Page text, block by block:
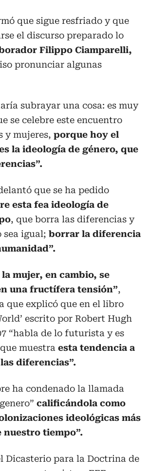
que sigue resfriado y que
el discurso preparado lo
Filippo Ciamparelli,
pronunciar algunas
subrayar una cosa: es muy
se celebre este encuentro
y mujeres, porque hoy el
la ideología de género, que
que se ha pedido
esta fea ideología de
, que borra las diferencias y
sea igual; borrar la diferencia
mujer, en cambio, se
una fructífera tensión”,
que explicó que en el libro
escrito por Robert Hugh
“habla de lo futurista y es
muestra esta tendencia a
diferencias”.
ha condenado la llamada
calificándola como
ideológicas más
nuestro tiempo”.
Dicasterio para la Doctrina de